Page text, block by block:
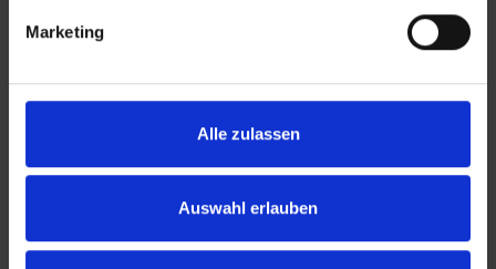
Marketing
Alle zulassen
Auswahl erlauben
KONTAKT
32457 Porta Westfalica